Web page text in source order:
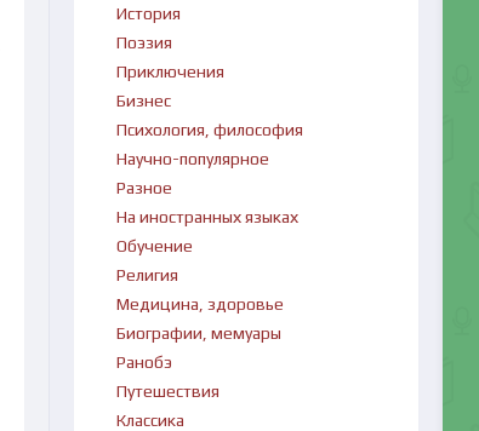
История
Поэзия
Приключения
Бизнес
Психология, философия
Научно-популярное
Разное
На иностранных языках
Обучение
Религия
Медицина, здоровье
Биографии, мемуары
Ранобэ
Путешествия
Классика